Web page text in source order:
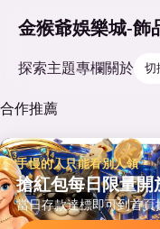
金猴爺娛樂城-飾
探索主題專欄關於 切
合作推薦
手慢的人只能看別人領
搶紅包每日限量開
當日存款達標即可到首